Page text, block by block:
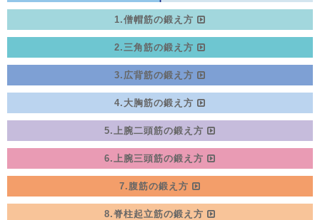
1.僧帽筋の鍛え方
2.三角筋の鍛え方
3.広背筋の鍛え方
4.大胸筋の鍛え方
5.上腕二頭筋の鍛え方
6.上腕三頭筋の鍛え方
7.腹筋の鍛え方
8.脊柱起立筋の鍛え方